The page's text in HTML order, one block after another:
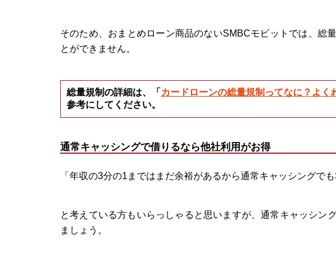
そのため、おまとめローン商品のないSMBCモビットでは、総
とができません。
総量規制の詳細は、「 カードローンの総量規制ってなに？よく
参考にしてください。
通常キャッシングで借りるなら他社利用がお得
「年収の3分の1まではまだ余裕があるから通常キャッシングで
と考えている方もいらっしゃると思いますが、通常キャッシン
ましょう。